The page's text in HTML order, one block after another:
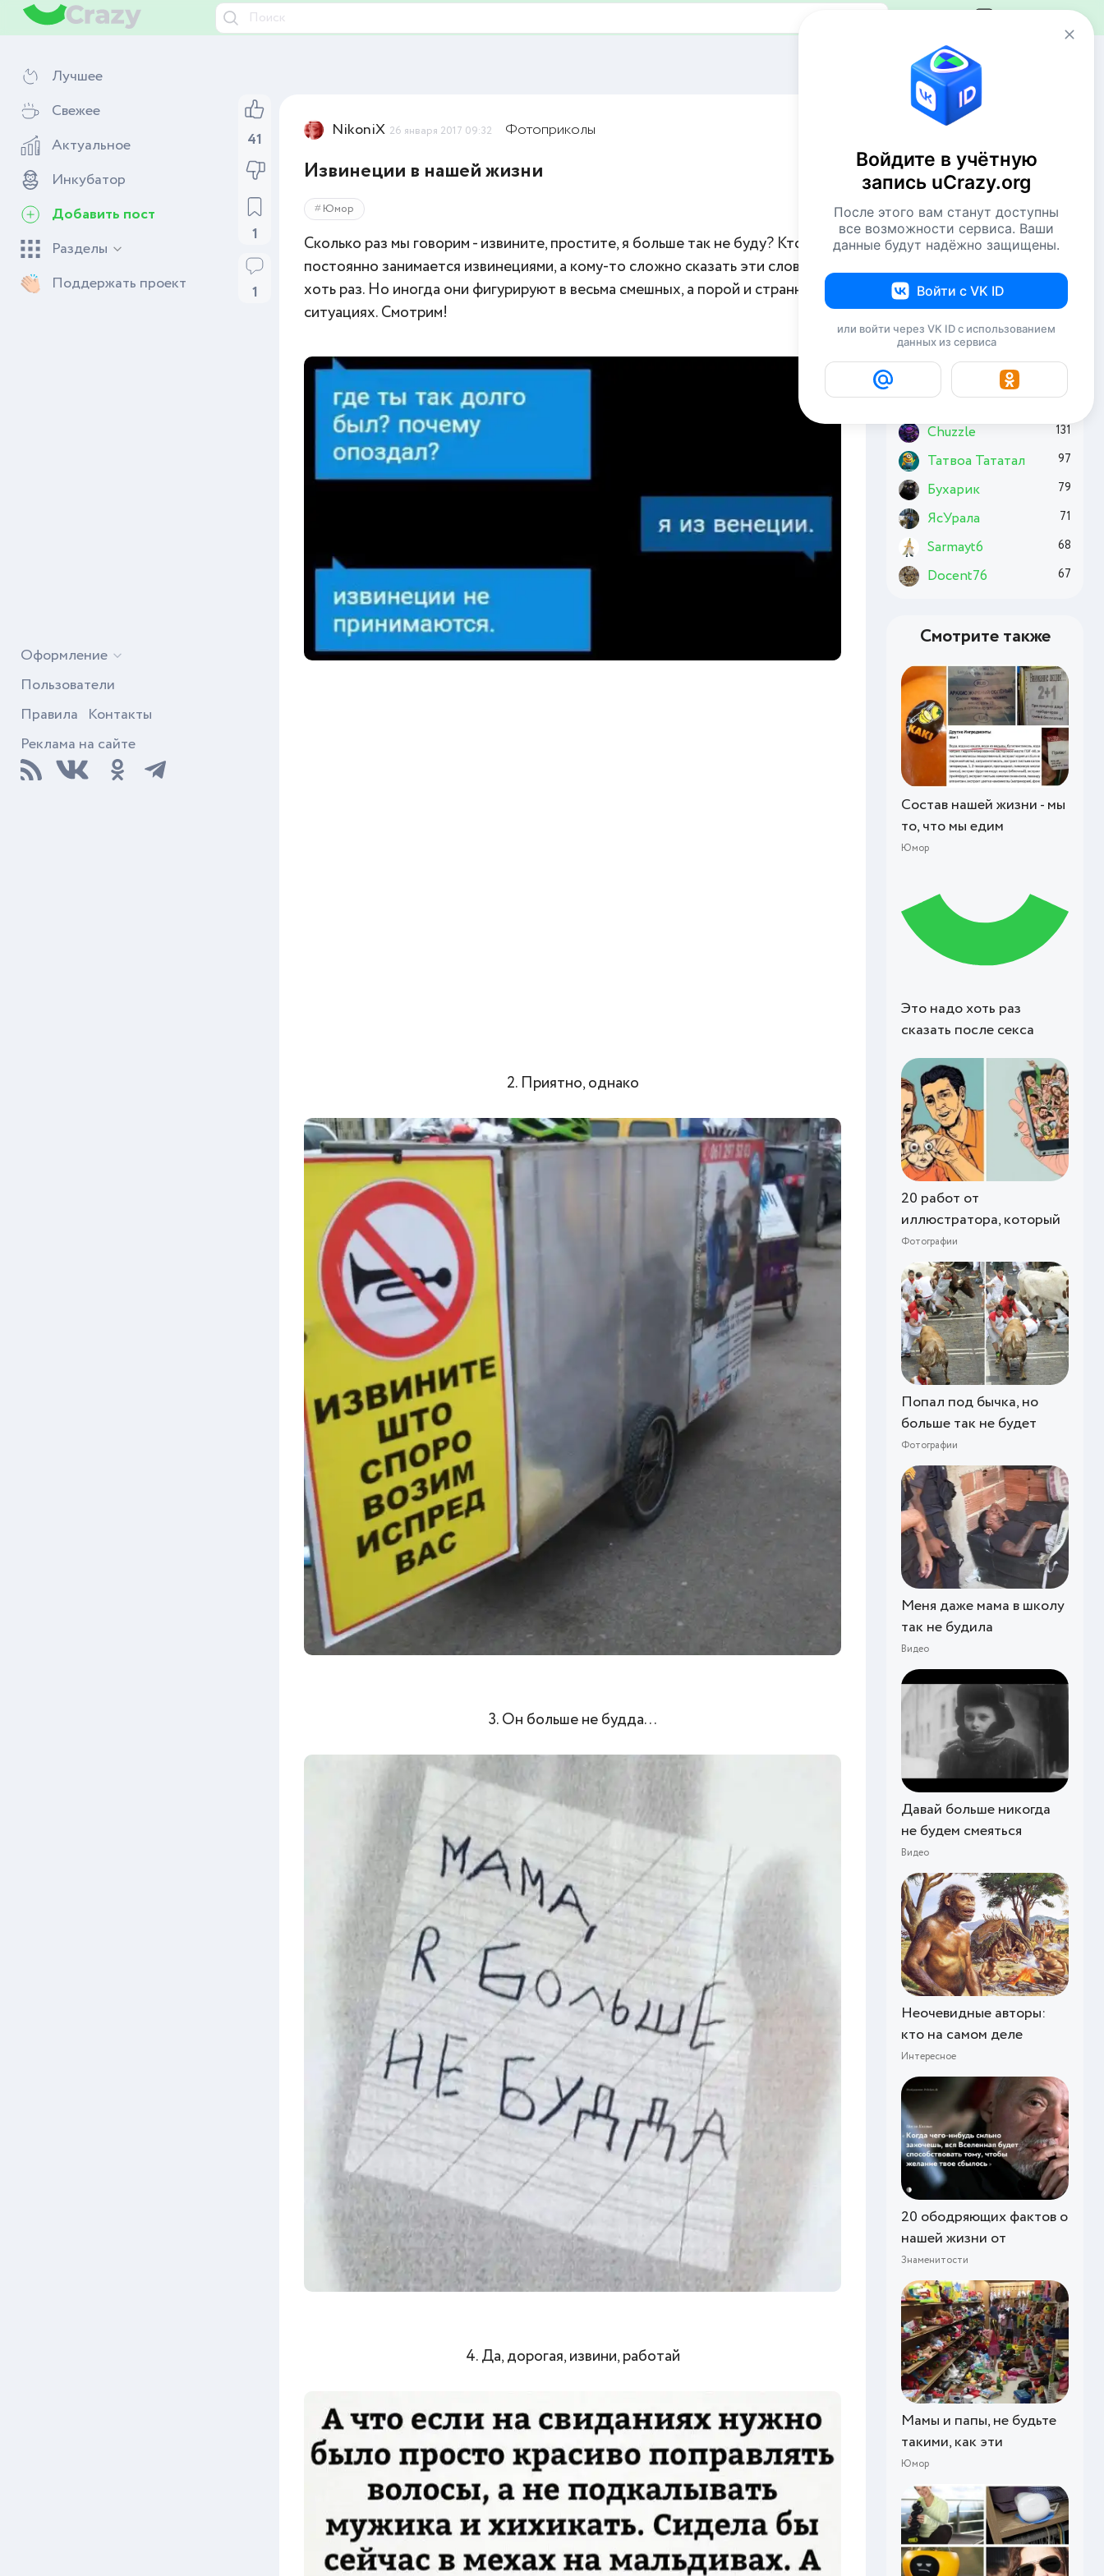
Авторизация
Лучшее
Свежее
Актуальное
Инкубатор
Добавить пост
Разделы
Поддержать проект
Оформление
Пользователи
Правила Контакты
Реклама на сайте
Сейчас онлайн
1 VIP
47 пользователей
806 гостей
Всего посетителей 854
Рекорд: 12737 посетителей
Установлен 22 апр 2026г. в 02:34
Комментаторы недели
Евгений114
Комсомолец 174
Basai 163
Chuzzle 131
Татвоа Тататал 97
Бухарик 79
ЯсУрала 71
Sarmayt6 68
Docent76 67
Смотрите также
Состав нашей жизни - мы
то, что мы едим
Юмор
Это надо хоть раз
сказать после секса
20 работ от
иллюстратора, который
Фотографии
Попал под бычка, но
больше так не будет
Фотографии
Меня даже мама в школу
так не будила
Видео
Давай больше никогда
не будем смеяться
Видео
Неочевидные авторы:
кто на самом деле
Интересное
20 ободряющих фактов о
нашей жизни от
Знаменитости
Мамы и папы, не будьте
такими, как эти
Юмор
41
1
1
NikoniX 26 января 2017 09:32 Фотоприколы
Извинеции в нашей жизни
Юмор
Сколько раз мы говорим - извините, простите, я больше так не буду? Кто-то
постоянно занимается извинециями, а кому-то сложно сказать эти слова
хоть раз. Но иногда они фигурируют в весьма смешных, а порой и странных
ситуациях. Смотрим!
2. Приятно, однако
3. Он больше не будда...
4. Да, дорогая, извини, работай
Войдите в учётную
запись uCrazy.org
После этого вам станут доступны
все возможности сервиса. Ваши
данные будут надёжно защищены.
Войти с VK ID
или войти через VK ID с использованием
данных из сервиса